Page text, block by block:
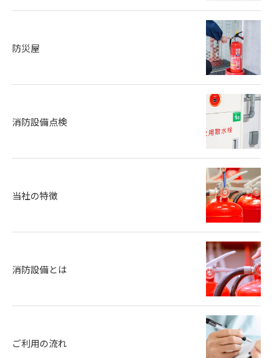
防災屋
消防設備点検
当社の特徴
消防設備とは
ご利用の流れ